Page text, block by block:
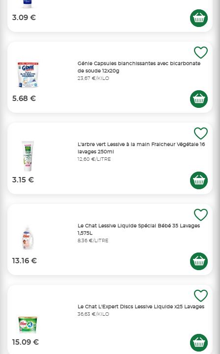
3.09 €
Génie Capsules blanchissantes avec bicarbonate
de soude 12x20g
23,67 €/KILO
5.68 €
L'arbre vert Lessive à la main Fraicheur Végétale 16
lavages 250ml
12,60 €/LITRE
3.15 €
Le Chat Lessive Liquide Spécial Bébé 35 Lavages
1,575L
8,36 €/LITRE
13.16 €
Le Chat L'Expert Discs Lessive Liquide x25 Lavages
36,63 €/KILO
15.09 €